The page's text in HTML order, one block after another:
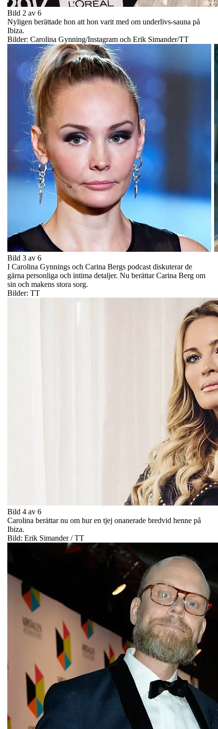
Bild 2 av 6
Nyligen berättade hon att hon varit med om underlivs-sauna på
Ibiza.
Bilder: Carolina Gynning/Instagram och Erik Simander/TT
Bild 3 av 6
I Carolina Gynnings och Carina Bergs podcast diskuterar de
gärna personliga och intima detaljer. Nu berättar Carina Berg om
sin och makens stora sorg.
Bilder: TT
Bild 4 av 6
Carolina berättar nu om hur en tjej onanerade bredvid henne på
Ibiza.
Bild: Erik Simander / TT